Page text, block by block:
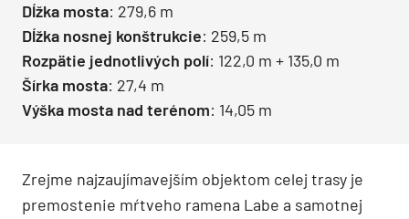
Dĺžka mosta: 279,6 m
Dĺžka nosnej konštrukcie: 259,5 m
Rozpätie jednotlivých polí: 122,0 m + 135,0 m
Šírka mosta: 27,4 m
Výška mosta nad terénom: 14,05 m
Zrejme najzaujímavejším objektom celej trasy je
premostenie mŕtveho ramena Labe a samotnej